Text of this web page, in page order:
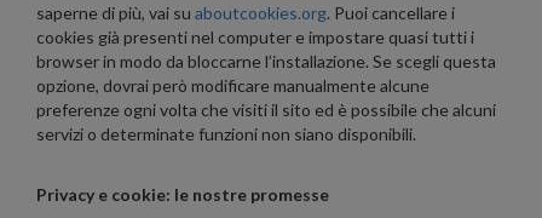
saperne di più, vai su aboutcookies.org. Puoi cancellare i
cookies già presenti nel computer e impostare quasi tutti i
browser in modo da bloccarne l’installazione. Se scegli questa
opzione, dovrai però modificare manualmente alcune
preferenze ogni volta che visiti il sito ed è possibile che alcuni
servizi o determinate funzioni non siano disponibili.
Privacy e cookie: le nostre promesse